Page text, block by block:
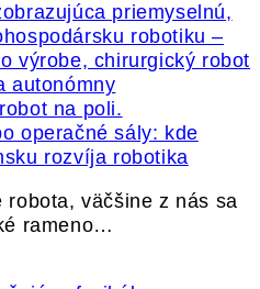
operačné sály: kde
rozvíja robotika
robota, väčšine z nás sa
rameno…